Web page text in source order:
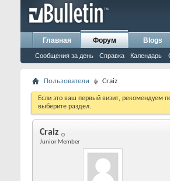
Главная Форум
Сообщения за день Справка Календарь
Blogs
Пользователи Craiz
Если это ваш первый визит, рекомендуем
выберите раздел.
Craiz
Junior Member